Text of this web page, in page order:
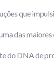
que
das
do DNA de